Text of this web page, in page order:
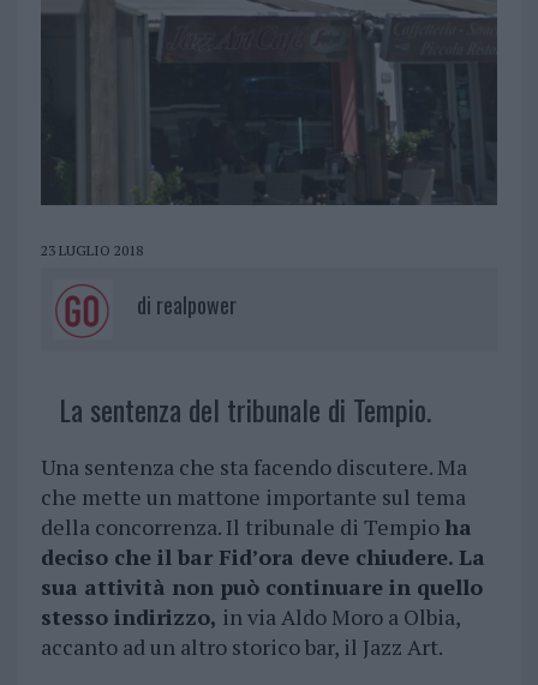
23 LUGLIO 2018
di realpower
La sentenza del tribunale di Tempio.
Una sentenza che sta facendo discutere. Ma
che mette un mattone importante sul tema
della concorrenza. Il tribunale di Tempio ha
deciso che il bar Fid’ora deve chiudere. La
sua attività non può continuare in quello
stesso indirizzo, in via Aldo Moro a Olbia,
accanto ad un altro storico bar, il Jazz Art.